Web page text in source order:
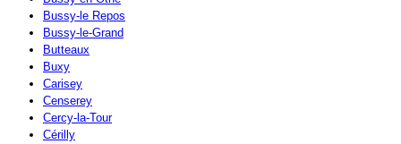
Bussy-le Repos
Bussy-le-Grand
Butteaux
Buxy
Carisey
Censerey
Cercy-la-Tour
Cérilly